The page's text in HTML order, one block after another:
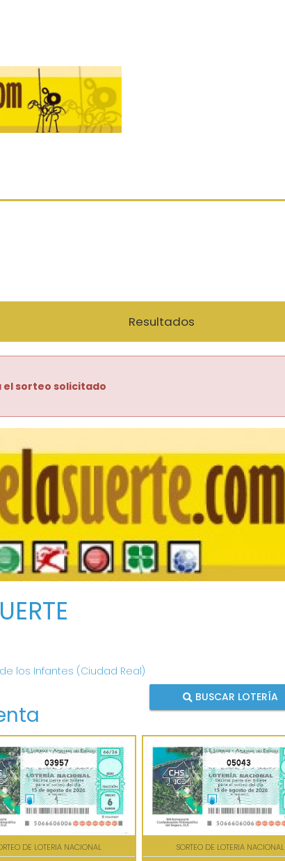
Resultados
el sorteo solicitado
los Infantes (Ciudad Real)
BUSCAR LOTERÍA
03957
DE LOTERIA NACIONAL
05043
SORTEO DE LOTERIA NACIONAL